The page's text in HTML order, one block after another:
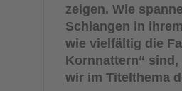
zeigen. Wie
Schlangen in
wie vielfältig die
Kornnattern“ sind,
wir im Titelthema